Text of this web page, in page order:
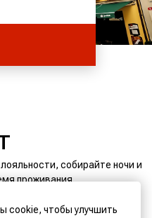
cookie, чтобы улучшить
собирайте ночи и
проживания.